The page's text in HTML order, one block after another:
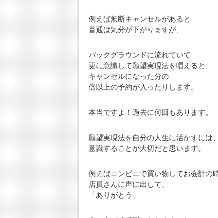
例えば無断キャンセルがあると
普通は気分が下がりますが、
バックグラウンドに流れていて
更に意識して願望実現法を唱えると
キャンセルになった分の
倍以上の予約が入ったりします。
本当ですよ！過去に何回もあります。
願望実現法を自分の人生に活かすには
意識することが大切だと思います。
例えばコンビニで買い物してお会計の
店員さんに声に出して、
「ありがとう」